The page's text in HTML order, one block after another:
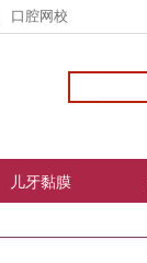
口腔网校
儿牙黏膜